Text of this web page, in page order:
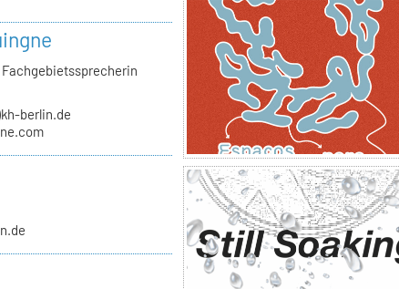
berlin.de